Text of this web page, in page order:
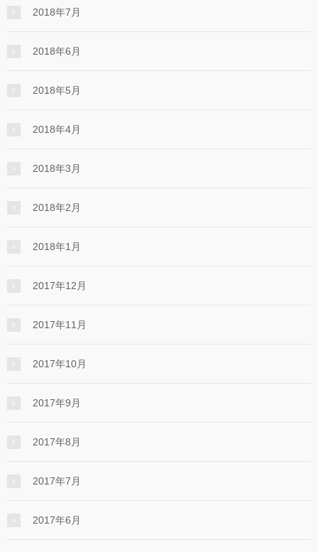
2018年7月
2018年6月
2018年5月
2018年4月
2018年3月
2018年2月
2018年1月
2017年12月
2017年11月
2017年10月
2017年9月
2017年8月
2017年7月
2017年6月